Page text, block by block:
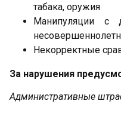
табака, оружия
Манипуляции с
Некорректные
За нарушения
Административные